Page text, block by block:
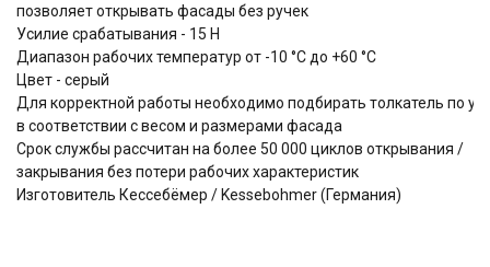
позволяет открывать фасады без ручек
Усилие срабатывания - 15 Н
Диапазон рабочих температур от -10 °C до +60 °C
Цвет - серый
Для корректной работы необходимо подбирать толкатель по
в соответствии с весом и размерами фасада
Срок службы рассчитан на более 50 000 циклов открывания /
закрывания без потери рабочих характеристик
Изготовитель Кессебёмер / Kessebohmer (Германия)